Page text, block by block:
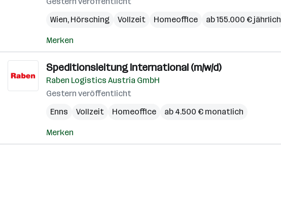
Wien, Hörsching Vollzeit Homeoffice ab 155.000 € jährlich
Merken
Speditionsleitung International (m/w/d)
Raben Logistics Austria GmbH
Gestern veröffentlicht
Enns
Vollzeit Homeoffice ab 4.500 € monatlich
Merken